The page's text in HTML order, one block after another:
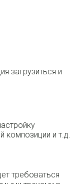
загрузиться и
композиции и т.д.
требоваться